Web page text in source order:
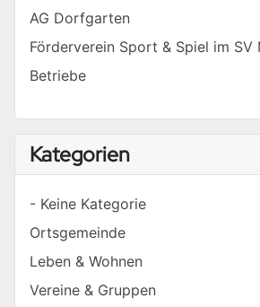
AG Dorfgarten
Förderverein Sport & Spiel im SV
Betriebe
Kategorien
- Keine Kategorie
Ortsgemeinde
Leben & Wohnen
Vereine & Gruppen